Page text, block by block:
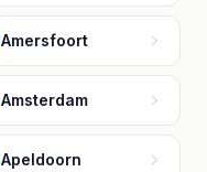
Amersfoort
Amsterdam
Apeldoorn